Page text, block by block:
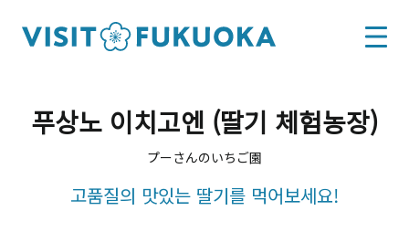
푸상노 이치고엔 (딸기 체험농장)
プーさんのいちご園
고품질의 맛있는 딸기를 먹어보세요!